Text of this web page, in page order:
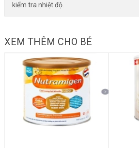
kiểm tra nhiệt độ.
XEM THÊM CHO BÉ